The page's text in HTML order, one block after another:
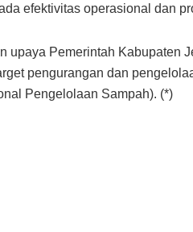
efektivitas operasional dan
upaya Pemerintah Kabupaten
pengurangan dan
Pengelolaan Sampah). (*)